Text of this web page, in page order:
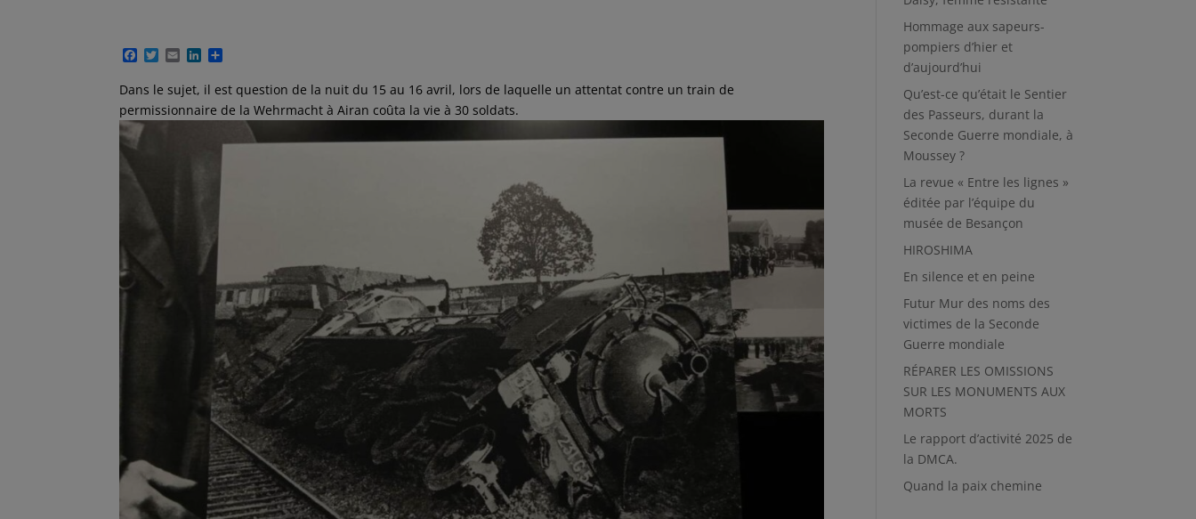
F
c
e
b
o
o
T
i
t
t
e
E
a
i
l
L
n
k
e
d
r
t
a
g
e
Dans le sujet, il est question de la nuit du 15 au 16 avril, lors de laquelle un attentat contre un train de
permissionnaire de la Wehrmacht à Airan coûta la vie à 30 soldats.
Hommage aux sapeurs-
pompiers d’hier et
d’aujourd’hui
Qu’est-ce qu’était le Sentier
des Passeurs, durant la
Seconde Guerre mondiale, à
Moussey ?
La revue « Entre les lignes »
éditée par l’équipe du
musée de Besançon
HIROSHIMA
En silence et en peine
Futur Mur des noms des
victimes de la Seconde
Guerre mondiale
RÉPARER LES OMISSIONS
SUR LES MONUMENTS AUX
MORTS
Le rapport d’activité 2025 de
la DMCA.
Quand la paix chemine